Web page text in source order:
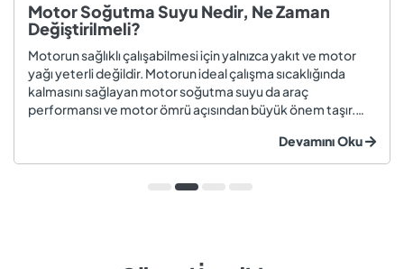
Motor Soğutma Suyu Nedir, Ne Zaman
Değiştirilmeli?
Motorun sağlıklı çalışabilmesi için yalnızca yakıt ve motor
yağı yeterli değildir. Motorun ideal çalışma sıcaklığında
kalmasını sağlayan motor soğutma suyu da araç
performansı ve motor ömrü açısından büyük önem taşır.
değiştirilmeyen soğutma suyu; hararet, korozyon, motor
arızaları ve yüksek onarım ma...
Devamını Oku